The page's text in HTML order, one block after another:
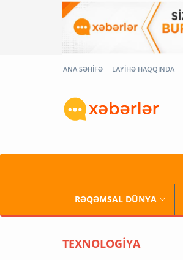
ANA SƏHİFƏ LAYİHƏ HAQQINDA
RƏQƏMSAL DÜNYA
TEXNOLOGİYA